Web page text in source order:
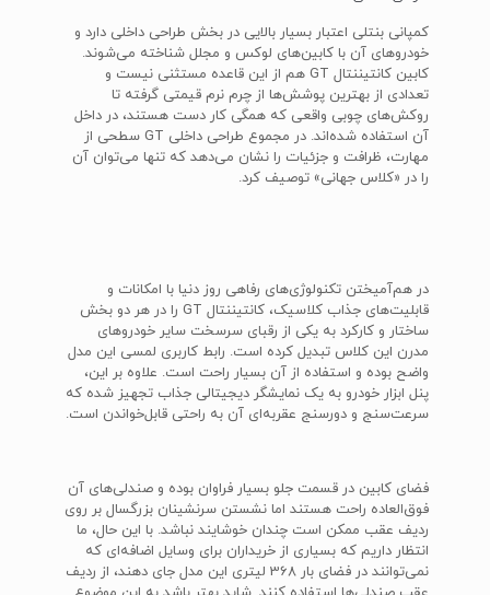
کمپانی بنتلی اعتبار بسیار بالایی در بخش طراحی داخلی دارد و
خودروهای آن با کابین‌های لوکس و مجلل شناخته می‌شوند.
کابین کانتیننتال GT هم از این قاعده مستثنی نیست و
تعدادی از بهترین پوشش‌ها از چرم نرم قیمتی گرفته تا
روکش‌های چوبی واقعی که همگی کار دست هستند، در داخل
آن استفاده شده‌اند. در مجموع طراحی داخلی GT سطحی از
مهارت، ظرافت و جزئیات را نشان می‌دهد که تنها می‌توان آن
را در «کلاس جهانی» توصیف کرد.
در هم‌آمیختن تکنولوژی‌های رفاهی روز دنیا با امکانات و
قابلیت‌های جذاب کلاسیک، کانتیننتال GT را در هر دو بخش
ساختار و کارکرد به یکی از رقبای سرسخت سایر خودروهای
مدرن این کلاس تبدیل کرده است. رابط کاربری لمسی این مدل
واضح بوده و استفاده از آن بسیار راحت است. علاوه بر این،
پنل ابزار خودرو به یک نمایشگر دیجیتالی جذاب تجهیز شده که
سرعت‌سنج و دورسنج عقربه‌ای آن به راحتی قابل‌خواندن است.
فضای کابین در قسمت جلو بسیار فراوان بوده و صندلی‌های آن
فوق‌العاده راحت هستند اما نشستن سرنشینان بزرگسال بر روی
ردیف عقب ممکن است چندان خوشایند نباشد. با این حال، ما
انتظار داریم که بسیاری از خریداران برای وسایل اضافه‌ای که
نمی‌توانند در فضای بار 368 لیتری این مدل جای دهند، از ردیف